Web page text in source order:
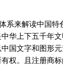
系来解读中国
华上下五千年
国文字和图形
权。且注册商